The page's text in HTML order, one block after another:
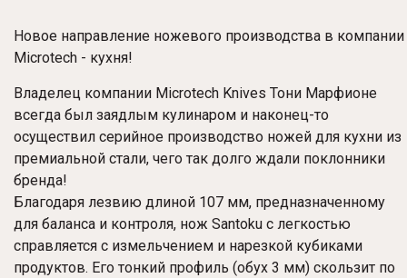
Новое направление ножевого производства в компании
Microtech - кухня!
Владелец компании Microtech Knives Тони Марфионе
всегда был заядлым кулинаром и наконец-то
осуществил серийное производство ножей для кухни из
премиальной стали, чего так долго ждали поклонники
бренда!
Благодаря лезвию длиной 107 мм, предназначенному
для баланса и контроля, нож Santoku с легкостью
справляется с измельчением и нарезкой кубиками
продуктов. Его тонкий профиль (обух 3 мм) скользит по